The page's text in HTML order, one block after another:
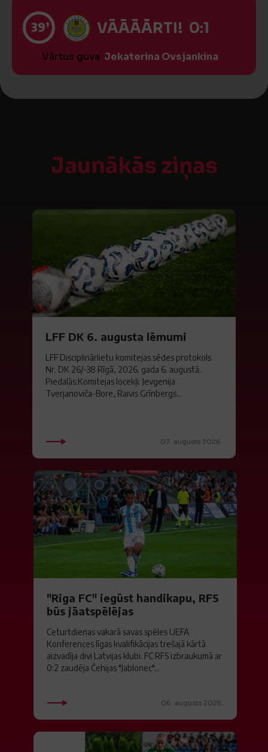
39’ VĀĀĀĀRTI! 0:1
Vārtus guva Jekaterina Ovsjankina
Jaunākās ziņas
LFF DK 6. augusta lēmumi
LFF Disciplinārlietu komitejas sēdes protokols
Nr. DK 26/-38 Rīgā, 2026. gada 6. augustā.
Piedalās:Komitejas locekļi: Jevgenija
Tverjanoviča-Bore, Raivis Grīnbergs...
07. augusts 2026.
"Riga FC" iegūst handikapu, RFS
būs jāatspēlējas
Ceturtdienas vakarā savas spēles UEFA
Konferences līgas kvalifikācijas trešajā kārtā
aizvadīja divi Latvijas klubi. FC RFS izbraukumā ar
0:2 zaudēja Čehijas "Jablonec"...
06. augusts 2026.